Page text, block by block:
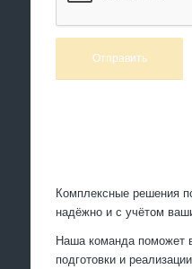
Комплексные решения
надёжно и с учётом
Наша команда поможет
подготовки и